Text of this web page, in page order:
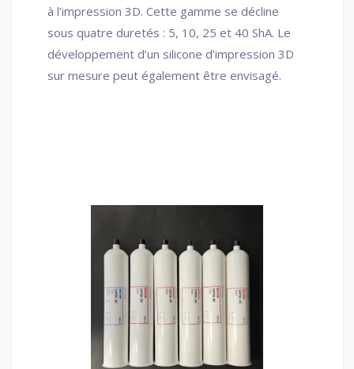
à l’impression 3D. Cette gamme se décline
sous quatre duretés : 5, 10, 25 et 40 ShA. Le
développement d’un silicone d’impression 3D
sur mesure peut également être envisagé.